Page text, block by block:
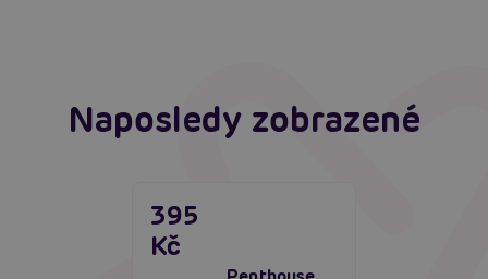
Naposledy zobrazené
395
Kč